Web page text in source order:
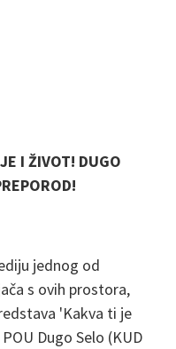
I ŽIVOT! DUGO
jednog od
s ovih prostora,
'Kakva ti je
Dugo Selo (KUD